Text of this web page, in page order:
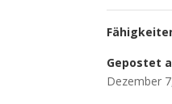
Gepostet
Dezember